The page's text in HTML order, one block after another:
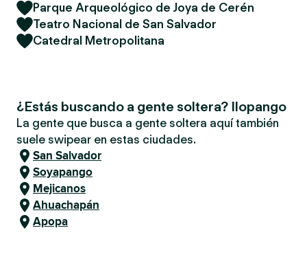
Parque Arqueológico de Joya de Cerén
Teatro Nacional de San Salvador
Catedral Metropolitana
¿Estás buscando a gente soltera? Ilopango
La gente que busca a gente soltera aquí también
suele swipear en estas ciudades.
San Salvador
Soyapango
Mejicanos
Ahuachapán
Apopa